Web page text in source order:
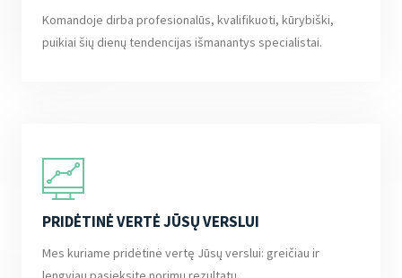
Komandoje dirba profesionalūs, kvalifikuoti, kūrybiški,
puikiai šių dienų tendencijas išmanantys specialistai.
PRIDĖTINĖ VERTĖ JŪSŲ VERSLUI
Mes kuriame pridėtinė vertę Jūsų verslui: greičiau ir